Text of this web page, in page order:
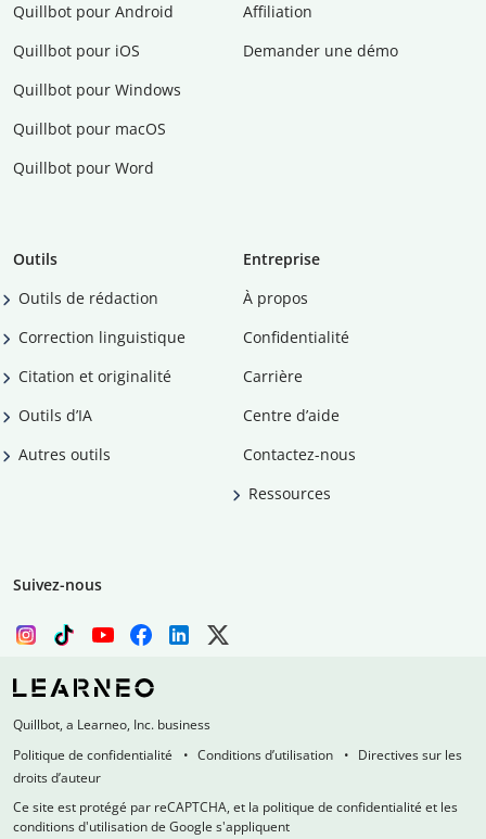
Quillbot pour Android
Quillbot pour iOS
Quillbot pour Windows
Quillbot pour macOS
Quillbot pour Word
Affiliation
Demander une démo
Outils
Outils de rédaction
Correction linguistique
Citation et originalité
Outils d’IA
Autres outils
Entreprise
À propos
Confidentialité
Carrière
Centre d’aide
Contactez-nous
Ressources
Suivez-nous
Quillbot, a Learneo, Inc. business
Politique de confidentialité
Conditions d’utilisation
Directives sur les
droits d’auteur
Ce site est protégé par reCAPTCHA, et la politique de confidentialité et les
conditions d'utilisation de Google s'appliquent